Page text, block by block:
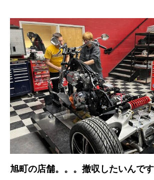
旭町の店舗。。。撤収したいんで